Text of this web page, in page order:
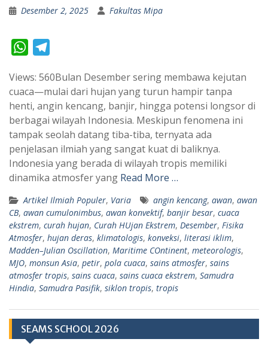
Desember 2, 2025 Fakultas Mipa
W
a
t
s
A
p
p
l
e
g
r
a
m
Views: 560Bulan Desember sering membawa kejutan
cuaca—mulai dari hujan yang turun hampir tanpa
henti, angin kencang, banjir, hingga potensi longsor di
berbagai wilayah Indonesia. Meskipun fenomena ini
tampak seolah datang tiba-tiba, ternyata ada
penjelasan ilmiah yang sangat kuat di baliknya.
Indonesia yang berada di wilayah tropis memiliki
dinamika atmosfer yang Read More …
Artikel Ilmiah Populer, Varia angin kencang, awan, awan
CB, awan cumulonimbus, awan konvektif, banjir besar, cuaca
ekstrem, curah hujan, Curah HUjan Ekstrem, Desember, Fisika
Atmosfer, hujan deras, klimatologis, konveksi, literasi iklim,
Madden–Julian Oscillation, Maritime COntinent, meteorologis,
MJO, monsun Asia, petir, pola cuaca, sains atmosfer, sains
atmosfer tropis, sains cuaca, sains cuaca ekstrem, Samudra
Hindia, Samudra Pasifik, siklon tropis, tropis
SEAMS SCHOOL 2026